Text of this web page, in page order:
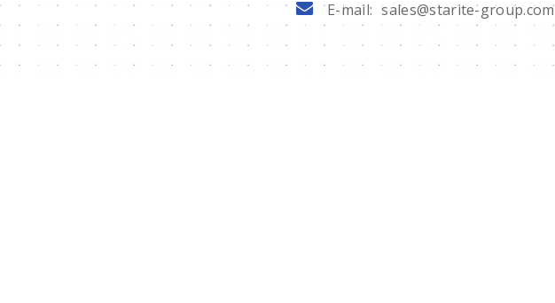
E-mail: sales@starite-group.com